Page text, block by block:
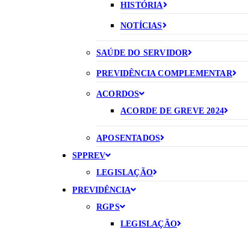
HISTÓRIA
NOTÍCIAS
SAÚDE DO SERVIDOR
PREVIDÊNCIA COMPLEMENTAR
ACORDOS
ACORDE DE GREVE 2024
APOSENTADOS
SPPREV
LEGISLAÇÃO
PREVIDÊNCIA
RGPS
LEGISLAÇÃO